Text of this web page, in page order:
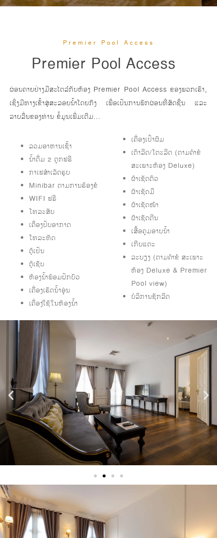
Premier Pool Access
Premier Pool Access
ຜ່ອນຄາຍຢ່າງມີສະໄຕລ໌ກັບຫ້ອງ Premier Pool Access ຂອງພວກເຮົາ,
ເຊິ່ງມີທາງເຂົ້າສູ່ສະລອຍນ້ຳໂດຍກົງ ເພື່ອເປັນການພັກຜ່ອນທີ່ສົດຊື່ນ ແລະ
ລາບລື່ນຂອງທ່ານ ຂໍ້ມູນເພີ່ມເຕີມ...
ລວມອາຫານເຊົ້າ
ນ້ຳດື່ມ 2 ຕຸກຟຣີ
ກາເຟສຳເລັດຮູບ
Minibar ຕາມການຮ້ອງຂໍ
WIFI ຟຣີ
ໂທລະສັບ
ເຄື່ອງປັບອາກາດ
ໂທລະທັດ
ຕູ້ເຢັນ
ຕູ້ເຊັບ
ຫ້ອງນ້ຳພ້ອມຝັກບົວ
ເຄື່ອງເຮັດນໍ້າອຸ່ນ
ເຄື່ອງໃຊ້ໃນຫ້ອງນ້ຳ
ເຄື່ອງເປົ່າຜົມ
ເຕົາລີດ/ໂຕະລີດ (ຕາມຄຳຂໍ
ສະເພາະຫ້ອງ Deluxe)
ຜ້າເຊັດຕົວ
ຜ້າເຊັດມື
ຜ້າເຊັດໜ້າ
ຜ້າເຊັດຕີນ
ເສື້ອຄຸມອາບນ້ຳ
ເກີບແຕະ
ລະບຽງ (ຕາມຄຳຂໍ ສະເພາະ
ຫ້ອງ Deluxe & Premier
Pool view)
ບໍລິການຊັກລີດ